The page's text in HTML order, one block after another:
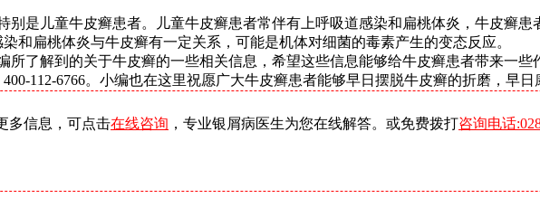
别是儿童牛皮癣患者。儿童牛皮癣患者常伴有上呼吸道感染和扁桃体炎，牛皮癣
和扁桃体炎与牛皮癣有一定关系，可能是机体对细菌的毒素产生的变态反应。
所了解到的关于牛皮癣的一些相关信息，希望这些信息能够给牛皮癣患者带来一些
112-6766。小编也在这里祝愿广大牛皮癣患者能够早日摆脱牛皮癣的折磨，早日
多信息，可点击在线咨询 ，专业银屑病医生为您在线解答。或免费拨打咨询电话